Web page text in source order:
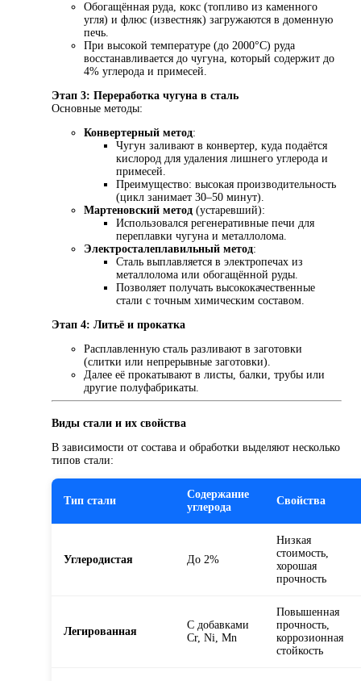
Обогащённая руда, кокс (топливо из каменного
угля) и флюс (известняк) загружаются в доменную
печь.
При высокой температуре (до 2000°C) руда
восстанавливается до чугуна, который содержит до
4% углерода и примесей.
Этап 3: Переработка чугуна в сталь
Основные методы:
Конвертерный метод:
Чугун заливают в конвертер, куда подаётся
кислород для удаления лишнего углерода и
примесей.
Преимущество: высокая производительность
(цикл занимает 30–50 минут).
Мартеновский метод (устаревший):
Использовался регенеративные печи для
переплавки чугуна и металлолома.
Электросталеплавильный метод:
Сталь выплавляется в электропечах из
металлолома или обогащённой руды.
Позволяет получать высококачественные
стали с точным химическим составом.
Этап 4: Литьё и прокатка
Расплавленную сталь разливают в заготовки
(слитки или непрерывные заготовки).
Далее её прокатывают в листы, балки, трубы или
другие полуфабрикаты.
Виды стали и их свойства
В зависимости от состава и обработки выделяют несколько
типов стали:
Тип стали
Содержание
углерода
Свойства
Углеродистая До 2%
Низкая
стоимость,
хорошая
прочность
Легированная
С добавками
Cr, Ni, Mn
Повышенная
прочность,
коррозионная
стойкость